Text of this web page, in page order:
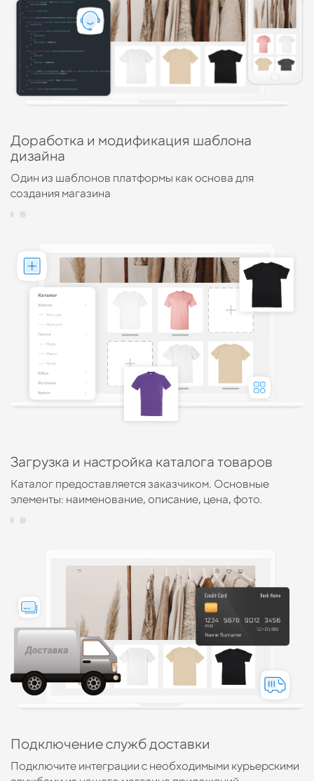
Доработка и модификация шаблона
дизайна
Один из шаблонов платформы как основа для
создания магазина
Загрузка и настройка каталога товаров
Каталог предоставляется заказчиком. Основные
элементы: наименование, описание, цена, фото.
Подключение служб доставки
Подключите интеграции с необходимыми курьерскими